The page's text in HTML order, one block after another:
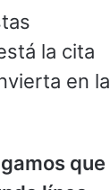
la cita
en la
que